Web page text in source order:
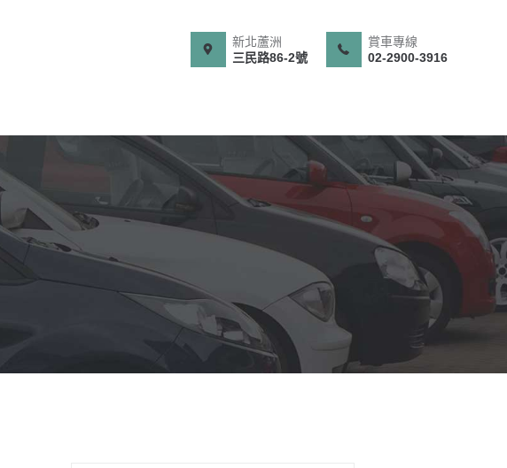
新北蘆洲
三民路86-2號
賞車專線
02-2900-3916